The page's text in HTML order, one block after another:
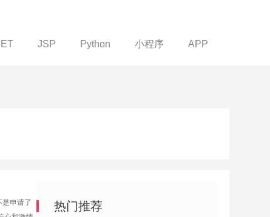
JSP Python 小程序 APP
热门推荐
申请了